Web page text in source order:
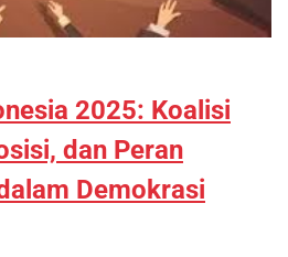
2025: Koalisi
dan Peran
Demokrasi